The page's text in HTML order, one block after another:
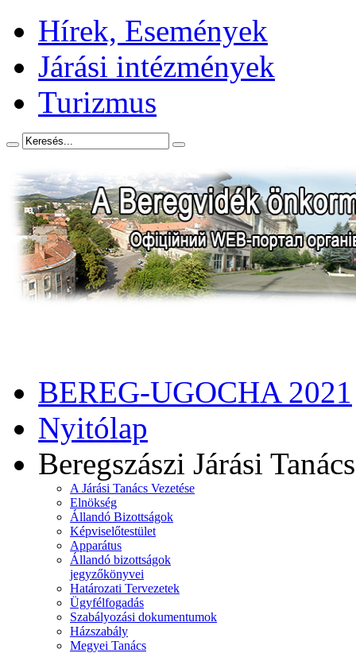
Hírek, Események
Járási intézmények
Turizmus
BEREG-UGOCHA 2021
Nyitólap
Beregszászi Járási Tanács
A Járási Tanács Vezetése
Elnökség
Állandó Bizottságok
Képviselőtestület
Apparátus
Állandó bizottságok
jegyzőkönyvei
Határozati Tervezetek
Ügyfélfogadás
Szabályozási dokumentumok
Házszabály
Megyei Tanács